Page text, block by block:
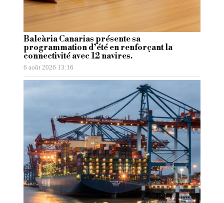
Baleària Canarias présente sa
programmation d’été en renforçant la
connectivité avec 12 navires.
6 août 2026 13:16